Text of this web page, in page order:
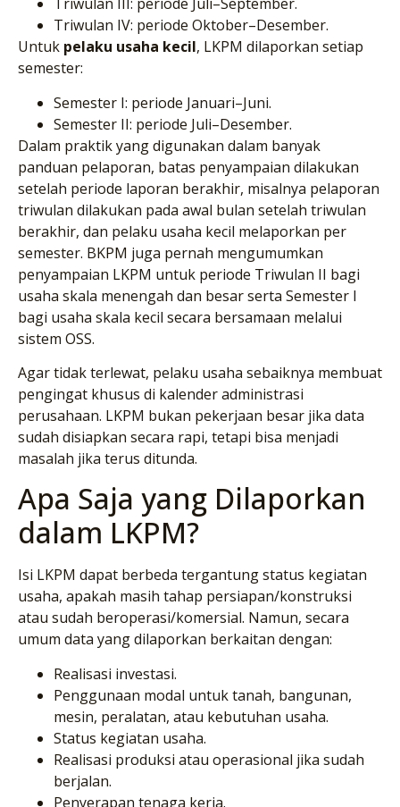
Triwulan IV: periode Oktober–Desember.
Untuk pelaku usaha kecil, LKPM dilaporkan setiap
semester:
Semester I: periode Januari–Juni.
Semester II: periode Juli–Desember.
Dalam praktik yang digunakan dalam banyak
panduan pelaporan, batas penyampaian dilakukan
setelah periode laporan berakhir, misalnya pelaporan
triwulan dilakukan pada awal bulan setelah triwulan
berakhir, dan pelaku usaha kecil melaporkan per
semester. BKPM juga pernah mengumumkan
penyampaian LKPM untuk periode Triwulan II bagi
usaha skala menengah dan besar serta Semester I
bagi usaha skala kecil secara bersamaan melalui
sistem OSS.
Agar tidak terlewat, pelaku usaha sebaiknya membuat
pengingat khusus di kalender administrasi
perusahaan. LKPM bukan pekerjaan besar jika data
sudah disiapkan secara rapi, tetapi bisa menjadi
masalah jika terus ditunda.
Apa Saja yang Dilaporkan
dalam LKPM?
Isi LKPM dapat berbeda tergantung status kegiatan
usaha, apakah masih tahap persiapan/konstruksi
atau sudah beroperasi/komersial. Namun, secara
umum data yang dilaporkan berkaitan dengan:
Realisasi investasi.
Penggunaan modal untuk tanah, bangunan,
mesin, peralatan, atau kebutuhan usaha.
Status kegiatan usaha.
Realisasi produksi atau operasional jika sudah
berjalan.
Penyerapan tenaga kerja.